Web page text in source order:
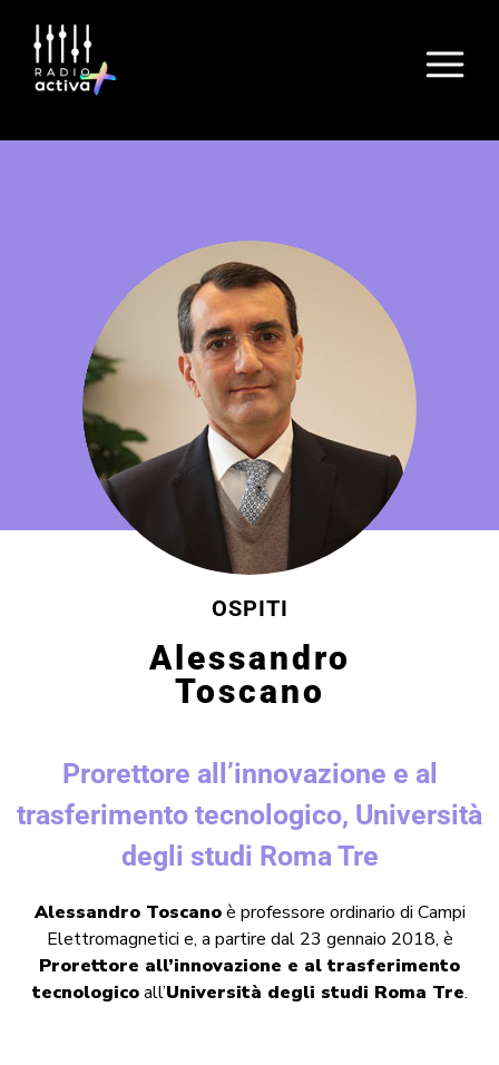
OSPITI
Alessandro
Toscano
Prorettore all’innovazione e al
trasferimento tecnologico, Università
degli studi Roma Tre
Alessandro Toscanoè professore ordinario di Campi
Elettromagnetici e, a partire dal 23 gennaio 2018, è
Prorettore all’innovazione e al trasferimento
tecnologicoall’Università degli studi Roma Tre.